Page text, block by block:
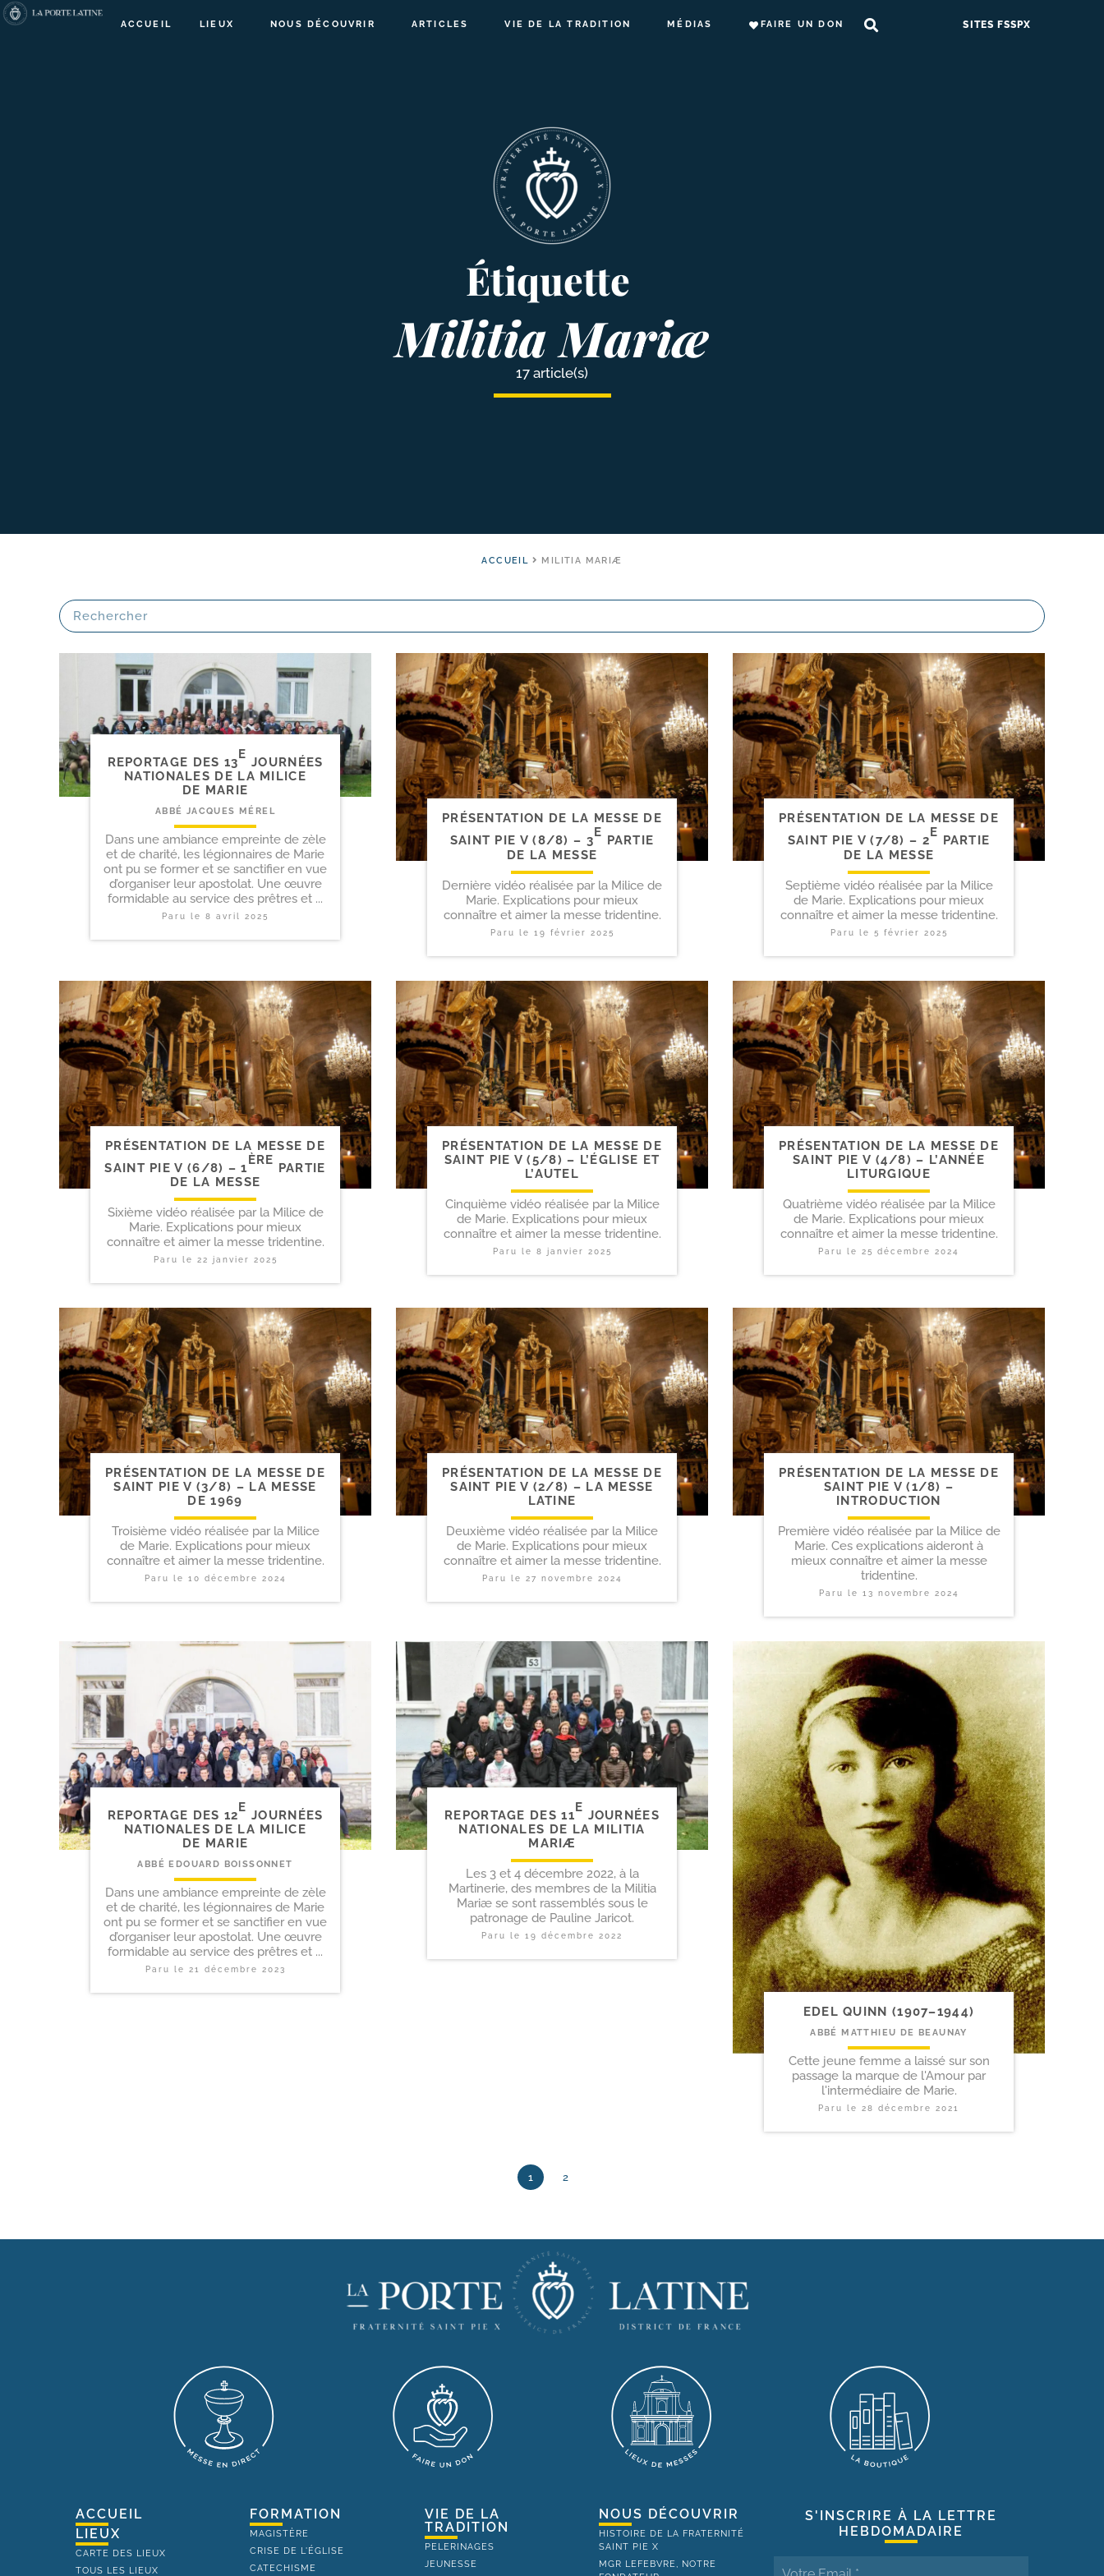
ACCUEIL LIEUX NOUS DÉCOUVRIR ARTICLES VIE DE LA TRADITION MÉDIAS FAIRE UN DON SITES FSSPX
Étiquette
Militia Mariæ
17 article(s)
ACCUEIL MILITIA MARIÆ
REPORTAGE DES 13
E
JOURNÉES
NATIONALES DE LA MILICE
DE MARIE
ABBÉ JACQUES MÉREL
Dans une ambiance empreinte de zèle
et de charité, les légionnaires de Marie
ont pu se former et se sanctifier en vue
d’organiser leur apostolat. Une œuvre
formidable au service des prêtres et ...
Paru le 8 avril 2025
PRÉSENTATION DE LA MESSE DE
SAINT PIE V (8/​8) – 3
E
PARTIE
DE LA MESSE
Dernière vidéo réalisée par la Milice de
Marie. Explications pour mieux
connaître et aimer la messe tridentine.
Paru le 19 février 2025
PRÉSENTATION DE LA MESSE DE
SAINT PIE V (7/​8) – 2
E
PARTIE
DE LA MESSE
Septième vidéo réalisée par la Milice
de Marie. Explications pour mieux
connaître et aimer la messe tridentine.
Paru le 5 février 2025
PRÉSENTATION DE LA MESSE DE
SAINT PIE V (6/​8) – 1
ÈRE
PARTIE
DE LA MESSE
Sixième vidéo réalisée par la Milice de
Marie. Explications pour mieux
connaître et aimer la messe tridentine.
Paru le 22 janvier 2025
PRÉSENTATION DE LA MESSE DE
SAINT PIE V (5/​8) – L’ÉGLISE ET
L’AUTEL
Cinquième vidéo réalisée par la Milice
de Marie. Explications pour mieux
connaître et aimer la messe tridentine.
Paru le 8 janvier 2025
PRÉSENTATION DE LA MESSE DE
SAINT PIE V (4/​8) – L’ANNÉE
LITURGIQUE
Quatrième vidéo réalisée par la Milice
de Marie. Explications pour mieux
connaître et aimer la messe tridentine.
Paru le 25 décembre 2024
PRÉSENTATION DE LA MESSE DE
SAINT PIE V (3/​8) – LA MESSE
DE 1969
Troisième vidéo réalisée par la Milice
de Marie. Explications pour mieux
connaître et aimer la messe tridentine.
Paru le 10 décembre 2024
PRÉSENTATION DE LA MESSE DE
SAINT PIE V (2/​8) – LA MESSE
LATINE
Deuxième vidéo réalisée par la Milice
de Marie. Explications pour mieux
connaître et aimer la messe tridentine.
Paru le 27 novembre 2024
PRÉSENTATION DE LA MESSE DE
SAINT PIE V (1/​8) –
INTRODUCTION
Première vidéo réalisée par la Milice de
Marie. Ces explications aideront à
mieux connaître et aimer la messe
tridentine.
Paru le 13 novembre 2024
REPORTAGE DES 12
E
JOURNÉES
NATIONALES DE LA MILICE
DE MARIE
ABBÉ EDOUARD BOISSONNET
Dans une ambiance empreinte de zèle
et de charité, les légionnaires de Marie
ont pu se former et se sanctifier en vue
d’organiser leur apostolat. Une œuvre
formidable au service des prêtres et ...
Paru le 21 décembre 2023
REPORTAGE DES 11
E
JOURNÉES
NATIONALES DE LA MILITIA
MARIÆ
Les 3 et 4 décembre 2022, à la
Martinerie, des membres de la Militia
Mariæ se sont rassemblés sous le
patronage de Pauline Jaricot.
Paru le 19 décembre 2022
EDEL QUINN (1907–1944)
ABBÉ MATTHIEU DE BEAUNAY
Cette jeune femme a laissé sur son
passage la marque de l'Amour par
l'intermédiaire de Marie.
Paru le 28 décembre 2021
1 2
ACCUEIL
LIEUX
CARTE DES LIEUX
TOUS LES LIEUX
FORMATION
MAGISTÈRE
CRISE DE L'ÉGLISE
CATECHISME
VIE DE LA
TRADITION
PELERINAGES
JEUNESSE
NOUS DÉCOUVRIR
HISTOIRE DE LA FRATERNITÉ
SAINT PIE X
MGR LEFEBVRE, NOTRE
S'INSCRIRE À LA LETTRE
HEBDOMADAIRE